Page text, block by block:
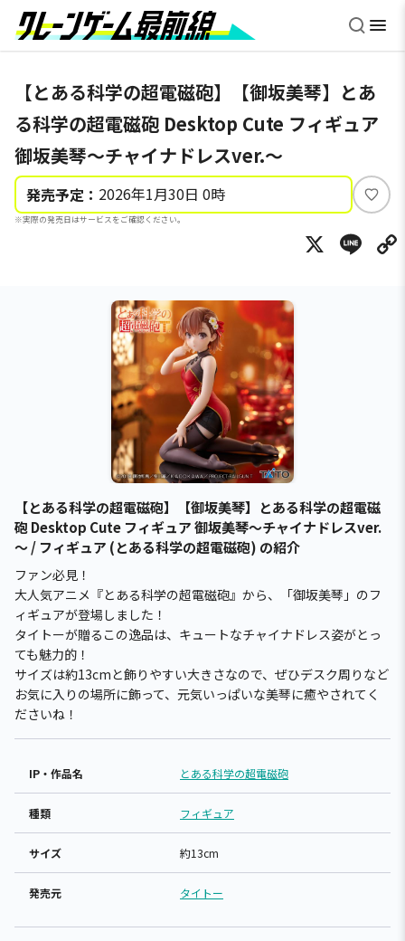
【とある科学の超電磁砲】【御坂美琴】とあ
る科学の超電磁砲 Desktop Cute フィギュア
御坂美琴～チャイナドレスver.～
発売予定： 2026年1月30日 0時
※実際の発売日はサービスをご確認ください。
い
ね
X
【とある科学の超電磁砲】【御坂美琴】とある科学の超電磁
砲 Desktop Cute フィギュア 御坂美琴～チャイナドレスver.
～ / フィギュア (とある科学の超電磁砲) の紹介
ファン必見！
大人気アニメ『とある科学の超電磁砲』から、「御坂美琴」のフ
ィギュアが登場しました！
タイトーが贈るこの逸品は、キュートなチャイナドレス姿がとっ
ても魅力的！
サイズは約13cmと飾りやすい大きさなので、ぜひデスク周りなど
お気に入りの場所に飾って、元気いっぱいな美琴に癒やされてく
ださいね！
IP・作品名 とある科学の超電磁砲
種類 フィギュア
サイズ 約13cm
発売元 タイトー